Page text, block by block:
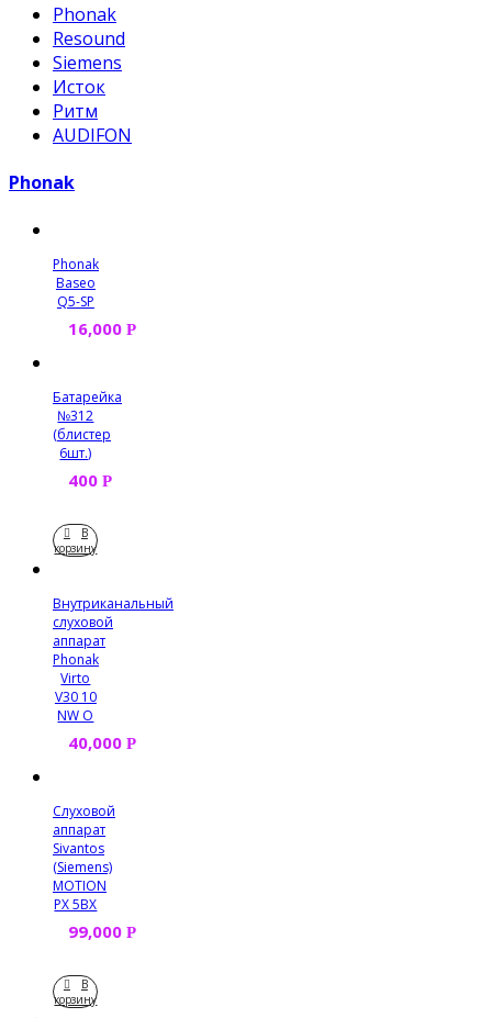
Phonak
Resound
Siemens
Исток
Ритм
AUDIFON
Phonak
Phonak
Baseo
Q5-SP
16,000 Р
Батарейка
№312
(блистер
6шт.)
400 Р
В
корзину
Внутриканальный
слуховой
аппарат
Phonak
Virto
V30 10
NW O
40,000 Р
Слуховой
аппарат
Sivantos
(Siemens)
MOTION
PX 5BX
99,000 Р
В
корзину